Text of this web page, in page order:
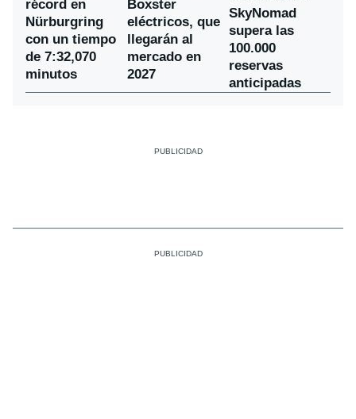
récord en
Nürburgring
con un tiempo
de 7:32,070
minutos
Boxster
eléctricos, que
llegarán al
mercado en
2027
SkyNomad
supera las
100.000
reservas
anticipadas